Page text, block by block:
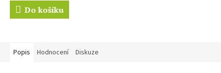
Do košíku
Popis Hodnocení Diskuze